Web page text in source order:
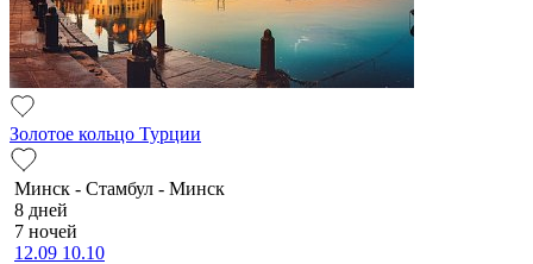
Золотое кольцо Турции
Минск - Стамбул - Минск
8 дней
7 ночей
12.09 10.10